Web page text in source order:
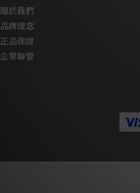
關於我們
品牌理念
正品保證
企業聯營